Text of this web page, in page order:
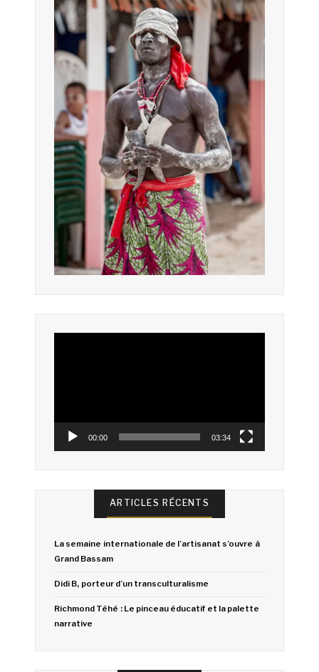
00:00 03:34
ARTICLES RÉCENTS
La semaine internationale de l’artisanat s’ouvre à
Grand Bassam
Didi B, porteur d’un transculturalisme
Richmond Téhé : Le pinceau éducatif et la palette
narrative